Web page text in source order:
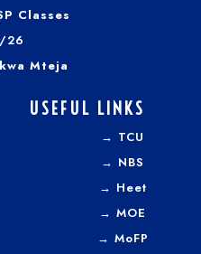
Classes
26
Mteja
USEFUL LINKS
→ TCU
→ NBS
→ Heet
→ MOE
→ MoFP